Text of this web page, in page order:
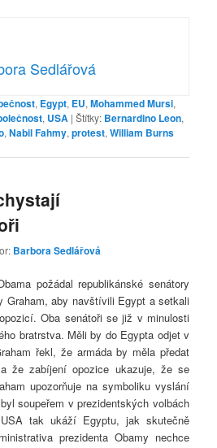
Sedlářová
, Egypt, EU,Mohammed Mursi,
, USA |Štítky: Bernardino Leon,
,Nabil Fahmy,protest,William Burns
Barbora Sedlářová
požádal republikánské senátory
Graham, aby navštívili Egypt a setkali
Oba senátoři se již v minulosti
bratrstva. Měli by do Egypta odjet v
řekl, že armáda by měla předat
že zabíjení opozice ukazuje, že se
upozorňuje na symboliku vyslání
soupeřem v prezidentských volbách
tak ukáží Egyptu, jak skutečně
prezidenta Obamy nechce